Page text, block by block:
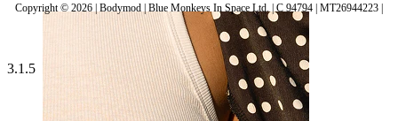
Copyright © 2026 | Bodymod | Blue Monkeys In Space Ltd. | C 94794 | MT26944223 |
3.1.5